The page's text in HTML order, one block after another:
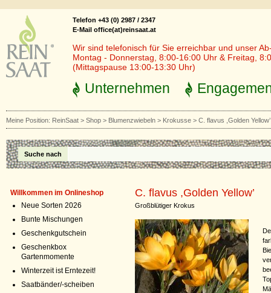
Telefon +43 (0) 2987 / 2347
E-Mail office(at)reinsaat.at
Wir sind telefonisch für Sie erreichbar und unser
Montag - Donnerstag, 8:00-16:00 Uhr & Freitag,
(Mittagspause 13:00-13:30 Uhr)
Unternehmen
Meine Position: ReinSaat > Shop > Blumenzwiebeln > Krokusse > C. flavus ,Golden Yellow’
Suche nach
Willkommen im Onlineshop
Neue Sorten 2026
Bunte Mischungen
Geschenkgutschein
Geschenkbox
Gartenmomente
Winterzeit ist Erntezeit!
Saatbänder/-scheiben
C. flavus ,Golden Yellow’
Großblütiger Krokus